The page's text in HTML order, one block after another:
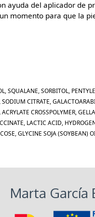
ayuda del aplicador de
momento para que la
SQUALANE, SORBITOL,
SODIUM CITRATE,
CROSSPOLYMER,
LACTIC ACID,
GLYCINE SOJA (SOYBEAN)
Marta García